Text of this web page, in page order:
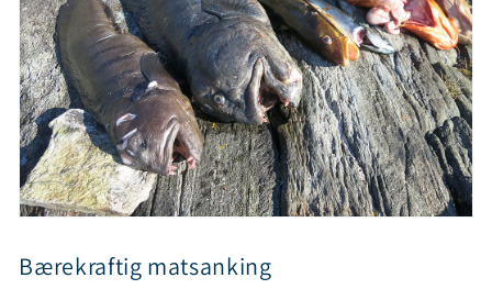
Bærekraftig matsanking